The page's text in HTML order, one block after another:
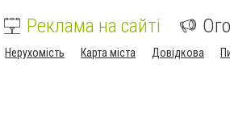
Реклама на сайті
Нерухомість Карта міста Довідкова